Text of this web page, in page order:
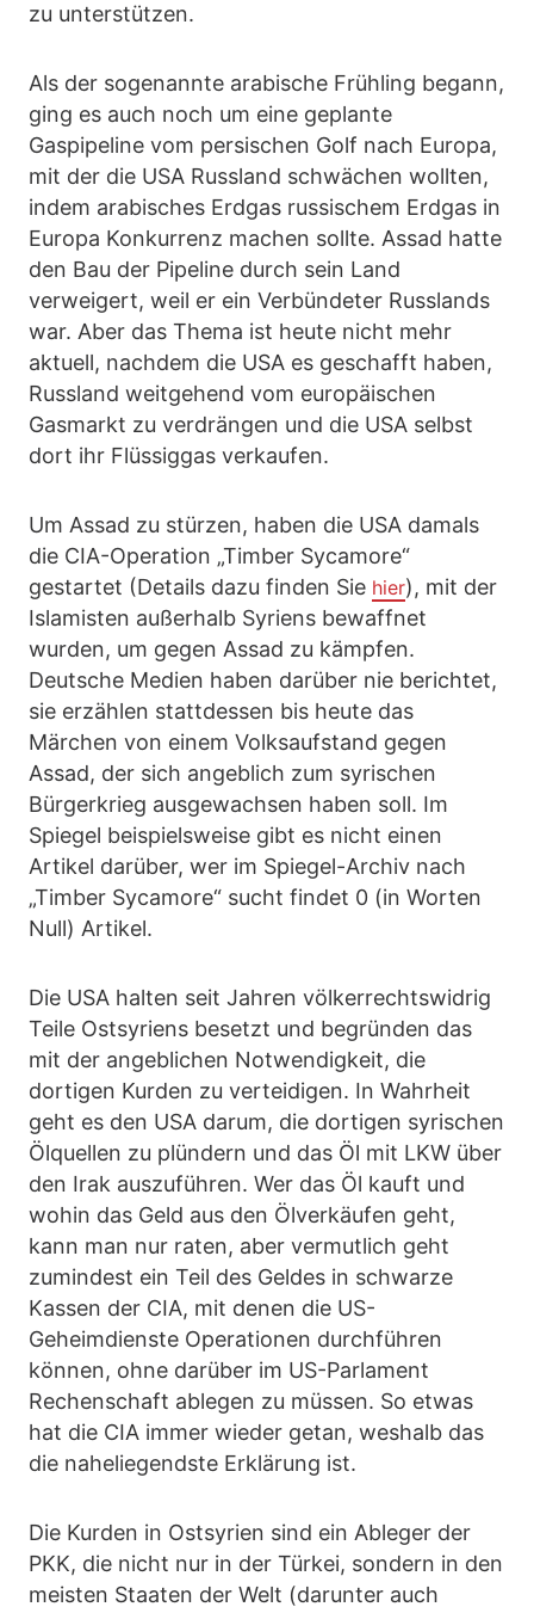
zu unterstützen.
Als der sogenannte arabische Frühling begann,
ging es auch noch um eine geplante
Gaspipeline vom persischen Golf nach Europa,
mit der die USA Russland schwächen wollten,
indem arabisches Erdgas russischem Erdgas in
Europa Konkurrenz machen sollte. Assad hatte
den Bau der Pipeline durch sein Land
verweigert, weil er ein Verbündeter Russlands
war. Aber das Thema ist heute nicht mehr
aktuell, nachdem die USA es geschafft haben,
Russland weitgehend vom europäischen
Gasmarkt zu verdrängen und die USA selbst
dort ihr Flüssiggas verkaufen.
Um Assad zu stürzen, haben die USA damals
die CIA-Operation „Timber Sycamore“
gestartet (Details dazu finden Sie hier), mit der
Islamisten außerhalb Syriens bewaffnet
wurden, um gegen Assad zu kämpfen.
Deutsche Medien haben darüber nie berichtet,
sie erzählen stattdessen bis heute das
Märchen von einem Volksaufstand gegen
Assad, der sich angeblich zum syrischen
Bürgerkrieg ausgewachsen haben soll. Im
Spiegel beispielsweise gibt es nicht einen
Artikel darüber, wer im Spiegel-Archiv nach
„Timber Sycamore“ sucht findet 0 (in Worten
Null) Artikel.
Die USA halten seit Jahren völkerrechtswidrig
Teile Ostsyriens besetzt und begründen das
mit der angeblichen Notwendigkeit, die
dortigen Kurden zu verteidigen. In Wahrheit
geht es den USA darum, die dortigen syrischen
Ölquellen zu plündern und das Öl mit LKW über
den Irak auszuführen. Wer das Öl kauft und
wohin das Geld aus den Ölverkäufen geht,
kann man nur raten, aber vermutlich geht
zumindest ein Teil des Geldes in schwarze
Kassen der CIA, mit denen die US-
Geheimdienste Operationen durchführen
können, ohne darüber im US-Parlament
Rechenschaft ablegen zu müssen. So etwas
hat die CIA immer wieder getan, weshalb das
die naheliegendste Erklärung ist.
Die Kurden in Ostsyrien sind ein Ableger der
PKK, die nicht nur in der Türkei, sondern in den
meisten Staaten der Welt (darunter auch